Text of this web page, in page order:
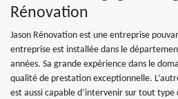
Rénovation
Jason Rénovation est une entreprise
entreprise est installée dans le
années. Sa grande expérience dans le
qualité de prestation exceptionnelle.
est aussi capable d’intervenir sur tout